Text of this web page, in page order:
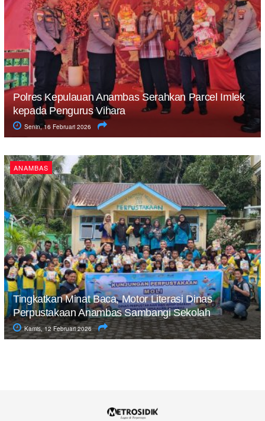
Polres Kepulauan Anambas Serahkan Parcel Imlek
kepada Pengurus Vihara
Senin, 16 Februari 2026
ANAMBAS
Tingkatkan Minat Baca, Motor Literasi Dinas
Perpustakaan Anambas Sambangi Sekolah
Kamis, 12 Februari 2026